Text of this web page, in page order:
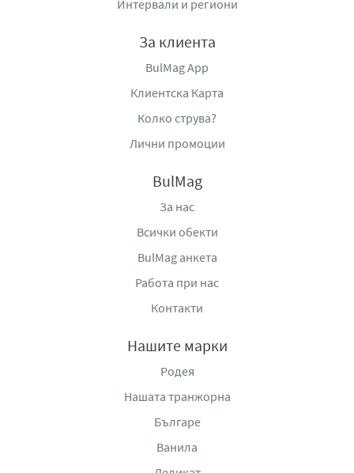
натоварени дни, когато удобството е от ключово
Хранителната напитка Body&Future с ванилия
практична форма, като предлага удобно и
балансирано хранително решение за съвременния и
Интервали и региони
За клиента
BulMag App
Клиентска Карта
Колко струва?
Лични промоции
BulMag
За нас
Всички обекти
BulMag анкета
Работа при нас
Контакти
Нашите марки
Родея
Нашата транжорна
Българе
Ванила